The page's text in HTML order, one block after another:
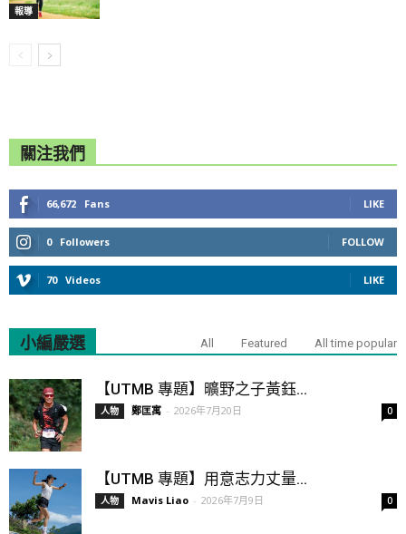
報導
關注我們
66,672 Fans LIKE
0 Followers FOLLOW
70 Videos LIKE
小編嚴選 All Featured All time popular
【UTMB 專題】曠野之子黃鈺...
人物 鄭匡寓 - 2026年7月20日 0
【UTMB 專題】用意志力丈量...
人物 Mavis Liao - 2026年7月9日 0